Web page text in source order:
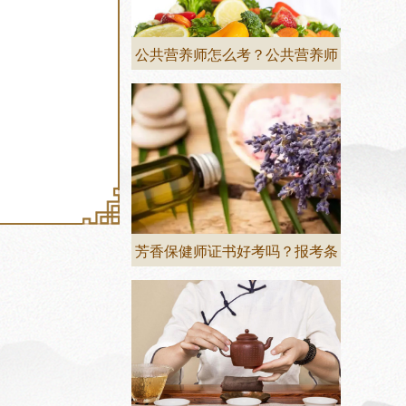
公共营养师怎么考？公共营养师
芳香保健师证书好考吗？报考条